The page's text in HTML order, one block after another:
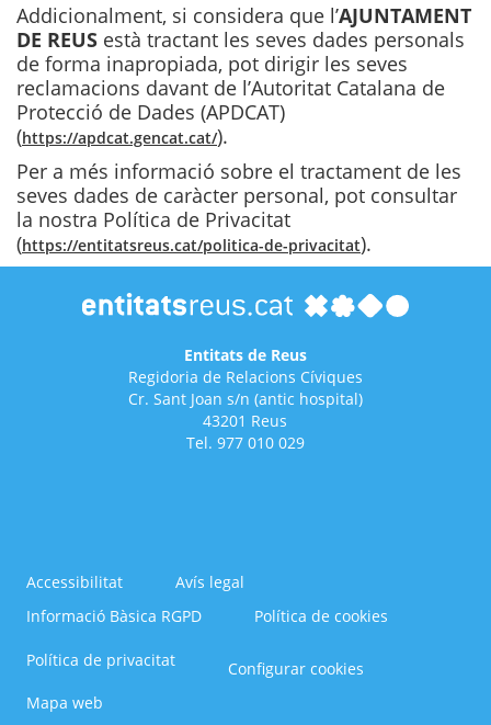
Addicionalment, si considera que l’AJUNTAMENT
DE REUS està tractant les seves dades personals
de forma inapropiada, pot dirigir les seves
reclamacions davant de l’Autoritat Catalana de
Protecció de Dades (APDCAT)
(https://apdcat.gencat.cat/).
Per a més informació sobre el tractament de les
seves dades de caràcter personal, pot consultar
la nostra Política de Privacitat
(https://entitatsreus.cat/politica-de-privacitat).
Entitats de Reus
Regidoria de Relacions Cíviques
Cr. Sant Joan s/n (antic hospital)
43201 Reus
Tel. 977 010 029
del
Accessibilitat
Avís legal
Informació Bàsica RGPD
Política de cookies
Política de privacitat
Configurar cookies
Mapa web